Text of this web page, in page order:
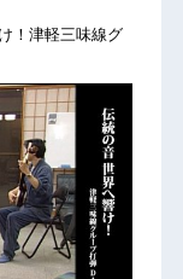
！津軽三味線グ